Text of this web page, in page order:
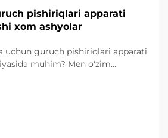
pishiriqlari apparati
xom ashyolar
uchun guruch pishiriqlari apparati
muhim? Men o'zim
kelib chiqqan holda, doimiy
kam baholangan omil — bu